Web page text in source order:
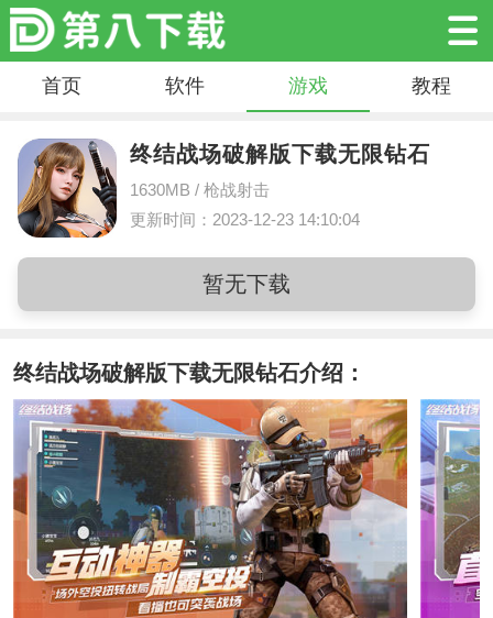
首页 软件 游戏 教程
终结战场破解版下载无限钻石
1630MB / 枪战射击
更新时间：2023-12-23 14:10:04
暂无下载
终结战场破解版下载无限钻石介绍：